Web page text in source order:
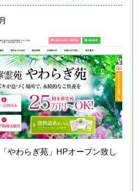
やわらぎ苑」HPオープン致し